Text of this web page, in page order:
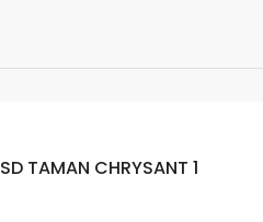
TAMAN CHRYSANT 1